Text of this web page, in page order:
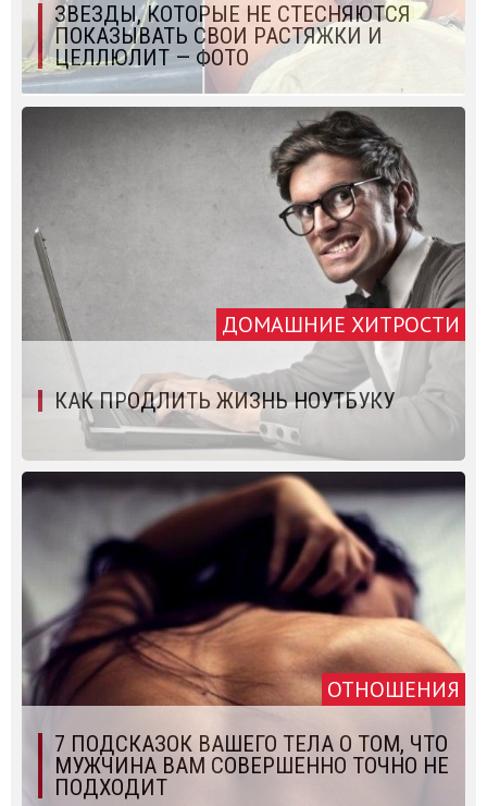
ЗВЕЗДЫ, КОТОРЫЕ НЕ СТЕСНЯЮТСЯ
ПОКАЗЫВАТЬ СВОИ РАСТЯЖКИ И
ЦЕЛЛЮЛИТ — ФОТО
ДОМАШНИЕ ХИТРОСТИ
КАК ПРОДЛИТЬ ЖИЗНЬ НОУТБУКУ
ОТНОШЕНИЯ
7 ПОДСКАЗОК ВАШЕГО ТЕЛА О ТОМ, ЧТО
МУЖЧИНА ВАМ СОВЕРШЕННО ТОЧНО НЕ
ПОДХОДИТ